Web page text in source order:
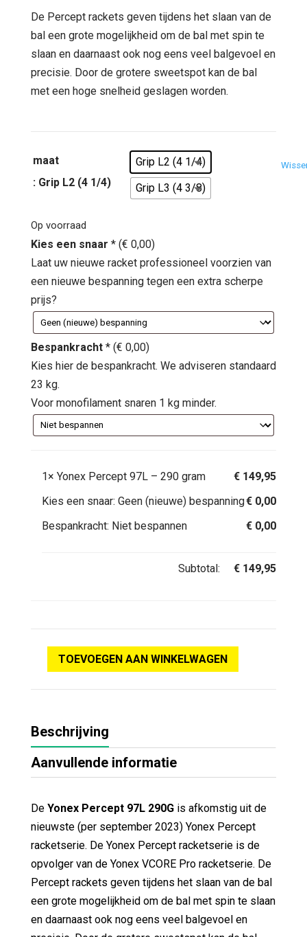
was:
€ 280,00.
is:
€ 149,95.
De Percept rackets geven tijdens het slaan van de
bal een grote mogelijkheid om de bal met spin te
slaan en daarnaast ook nog eens veel balgevoel en
precisie. Door de grotere sweetspot kan de bal
met een hoge snelheid geslagen worden.
maat
: Grip L2 (4 1/4)
Grip L2 (4 1/4)
Grip L3 (4 3/8)
Op voorraad
Kies een snaar * (€ 0,00)
Laat uw nieuwe racket professioneel voorzien van
een nieuwe bespanning tegen een extra scherpe
prijs?
Bespankracht * (€ 0,00)
Kies hier de bespankracht. We adviseren standaard
23 kg.
Voor monofilament snaren 1 kg minder.
1× Yonex Percept 97L – 290 gram € 149,95
Kies een snaar: Geen (nieuwe) bespanning€ 0,00
Bespankracht: Niet bespannen € 0,00
Subtotal: € 149,95
TOEVOEGEN AAN WINKELWAGEN
Beschrijving
Aanvullende informatie
De Yonex Percept 97L 290Gis afkomstig uit de
nieuwste (per september 2023) Yonex Percept
racketserie. De Yonex Percept racketserie is de
opvolger van de Yonex VCORE Pro racketserie. De
Percept rackets geven tijdens het slaan van de bal
een grote mogelijkheid om de bal met spin te slaan
en daarnaast ook nog eens veel balgevoel en